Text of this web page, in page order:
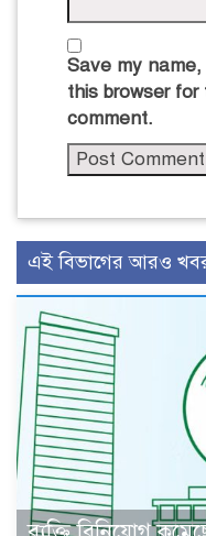
Save my
this browser
comment.
এই বিভাগের আরও